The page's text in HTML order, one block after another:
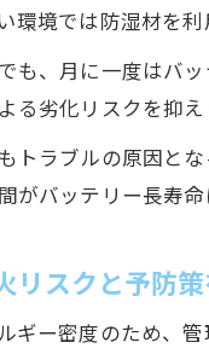
環境では防湿材を
も、月に一度はバ
劣化リスクを抑え
トラブルの原因と
がバッテリー長寿
リスクと予防
ギー密度のため、